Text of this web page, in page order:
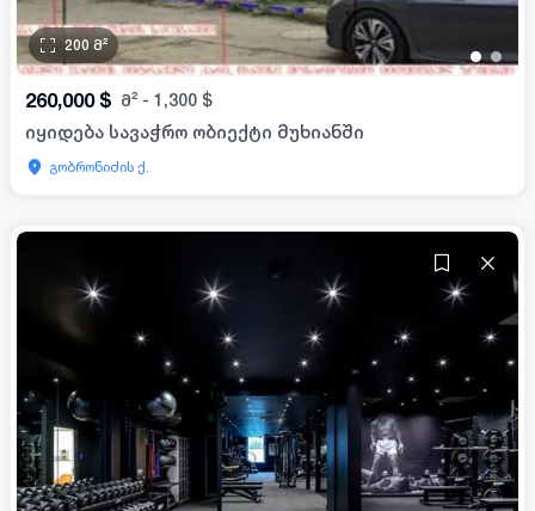
••
200 მ²
260,000 $ მ² - 1,300 $
იყიდება სავაჭრო ობიექტი მუხიანში
გობრონიძის ქ.